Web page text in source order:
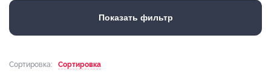
Показать фильтр
Сортировка: Сортировка